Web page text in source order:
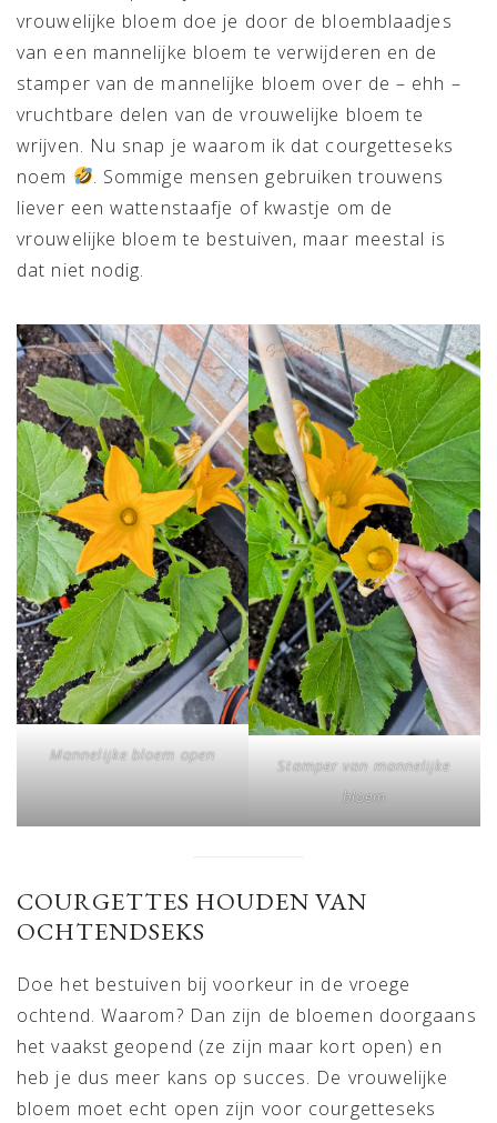
vrouwelijke bloem doe je door de bloemblaadjes
van een mannelijke bloem te verwijderen en de
stamper van de mannelijke bloem over de – ehh –
vruchtbare delen van de vrouwelijke bloem te
wrijven. Nu snap je waarom ik dat courgetteseks
noem
. Sommige mensen gebruiken trouwens
liever een wattenstaafje of kwastje om de
vrouwelijke bloem te bestuiven, maar meestal is
dat niet nodig.
Mannelijke bloem open
Stamper van mannelijke
bloem
COURGETTES HOUDEN VAN
OCHTENDSEKS
Doe het bestuiven bij voorkeur in de vroege
ochtend. Waarom? Dan zijn de bloemen doorgaans
het vaakst geopend (ze zijn maar kort open) en
heb je dus meer kans op succes. De vrouwelijke
bloem moet echt open zijn voor courgetteseks